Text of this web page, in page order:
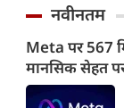
नवीनतम
Meta पर 567
मानसिक सेहत